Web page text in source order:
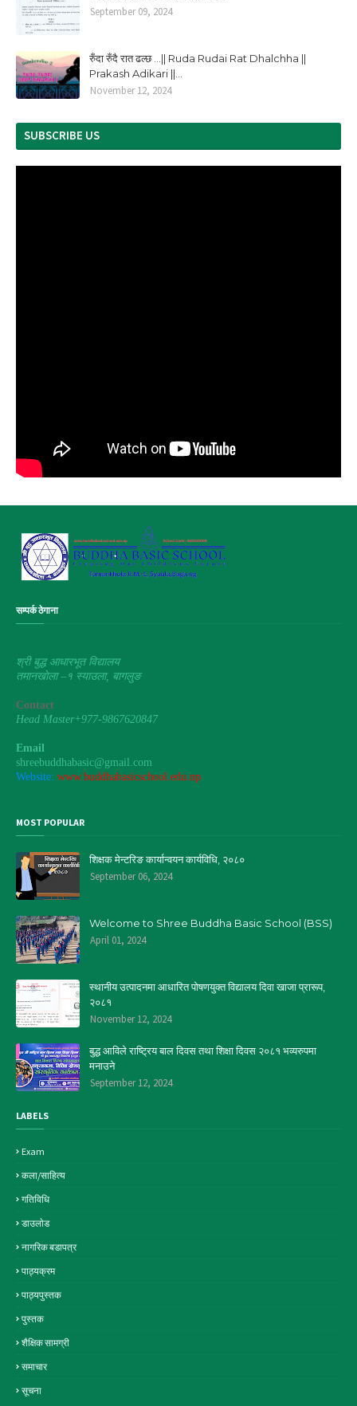
September 09, 2024
रुँदा रुँदै रात ढल्छ ...|| Ruda Rudai Rat Dhalchha ||
Prakash Adikari ||...
November 12, 2024
SUBSCRIBE US
सम्पर्क ठेगाना
श्री बुद्ध आधारभूत विद्यालय
तमानखाेला –१ स्याउला, बागलुङ
Contact
Head Master+977-9867620847
Email
shreebuddhabasic@gmail.com
Website: www.buddhabasicschool.edu.np
MOST POPULAR
शिक्षक मेन्टरिङ कार्यान्वयन कार्यविधि, २०८०
September 06, 2024
Welcome to Shree Buddha Basic School (BSS)
April 01, 2024
स्थानीय उत्पादनमा आधारित पोषणयुक्त विद्यालय दिवा खाजा प्रारूप,
२०८१
November 12, 2024
बुद्ध आविले राष्ट्रिय बाल दिवस तथा शिक्षा दिवस २०८१ भव्यरुपमा
मनाउने
September 12, 2024
LABELS
Exam
कला/साहित्य
गतिविधि
डाउलाेड
नागरिक बडापत्र
पाठ्यक्रम
पाठ्यपुस्तक
पुस्तक
शैक्षिक सामग्री
समाचार
सूचना